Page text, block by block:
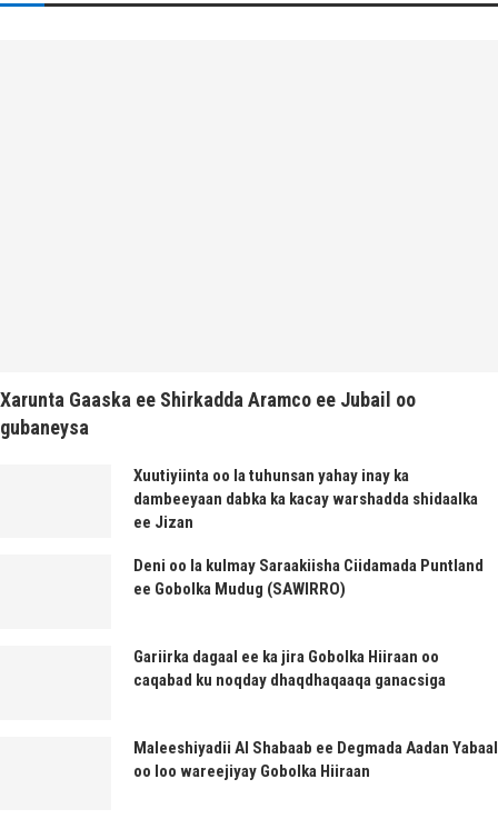
Xarunta Gaaska ee Shirkadda Aramco ee Jubail oo
gubaneysa
Xuutiyiinta oo la tuhunsan yahay inay ka
dambeeyaan dabka ka kacay warshadda shidaalka
ee Jizan
Deni oo la kulmay Saraakiisha Ciidamada Puntland
ee Gobolka Mudug (SAWIRRO)
Gariirka dagaal ee ka jira Gobolka Hiiraan oo
caqabad ku noqday dhaqdhaqaaqa ganacsiga
Maleeshiyadii Al Shabaab ee Degmada Aadan Yabaal
oo loo wareejiyay Gobolka Hiiraan